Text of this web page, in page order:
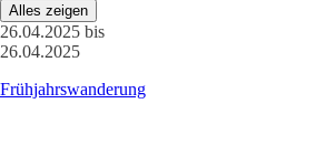
Alles zeigen
26.04.2025 bis
26.04.2025
Frühjahrswanderung